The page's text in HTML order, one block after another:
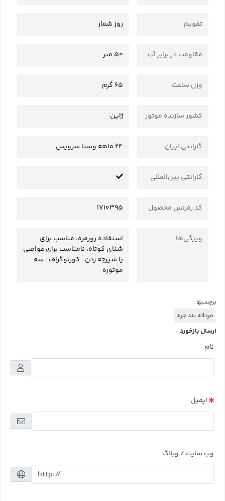
تقویم روز شمار
مقاومت در برابر آب 50 متر
وزن ساعت 65 گرم
کشور سازنده موتور ژاپن
گارانتی ایران 24 ماهه وستا سرویس
گارانتی بین‌المللی
کد رفرنس محصول 1710395
ویژگی‌ها
استفاده روزمره، مناسب برای
شنای کوتاه، نامناسب برای غواصی
یا شیرجه زدن ، کورنوگراف ، سه
موتوره
برچسبها :
مردانه بند چرم
ارسال بازخورد
نام
ایمیل
وب سایت / وبلاگ